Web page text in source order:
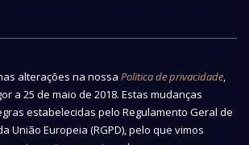
alterações na nossa Politica de privacidade,
a 25 de maio de 2018. Estas mudanças
estabelecidas pelo Regulamento Geral de
União Europeia (RGPD), pelo que vimos